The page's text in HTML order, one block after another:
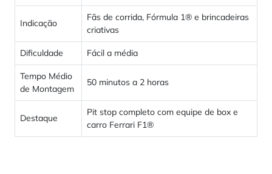
Indicação
Fãs de corrida, Fórmula 1® e brincadeiras
criativas
Dificuldade Fácil a média
Tempo Médio
de Montagem
50 minutos a 2 horas
Destaque
Pit stop completo com equipe de box e
carro Ferrari F1®